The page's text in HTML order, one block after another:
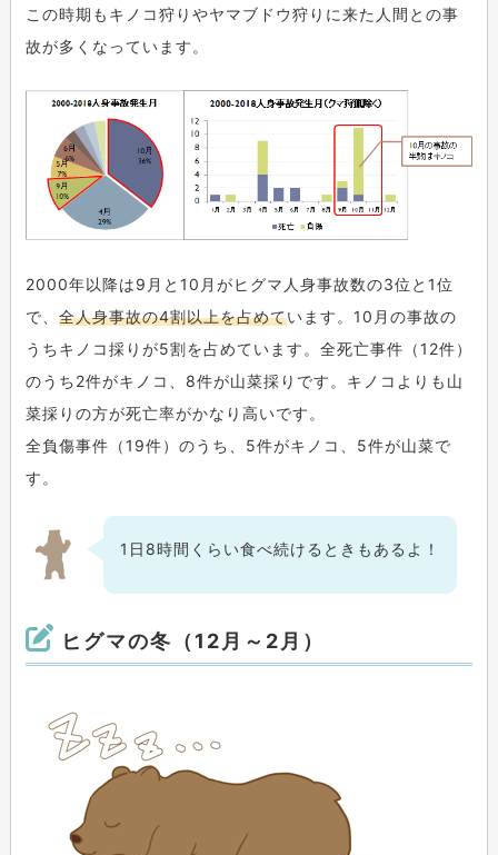
この時期もキノコ狩りやヤマブドウ狩りに来た人間との事
故が多くなっています。
2000年以降は9月と10月がヒグマ人身事故数の3位と1位
で、 全人身事故の4割以上を占めています。10月の事故の
うちキノコ採りが5割を占めています。全死亡事件（12件）
のうち2件がキノコ、8件が山菜採りです。キノコよりも山
菜採りの方が死亡率がかなり高いです。
全負傷事件（19件）のうち、5件がキノコ、5件が山菜で
す。
1日8時間くらい食べ続けるときもあるよ！
ヒグマの冬（12月～2月）